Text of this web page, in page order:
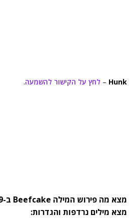
Hunk
– לחץ על הקישור להשמעה.
מצא מילים נרדפות והגדרות: